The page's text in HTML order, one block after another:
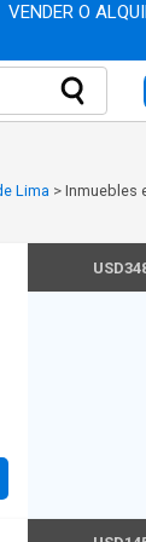
VENDER O
Lima > Inmuebles